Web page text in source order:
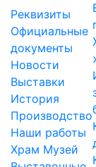
Реквизиты
Официальные
документы
Новости
Выставки
История
Производство
Наши работы
Храм Музей